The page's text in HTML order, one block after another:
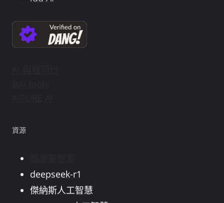
資源
deepseek-r1
傑納斯人工智慧